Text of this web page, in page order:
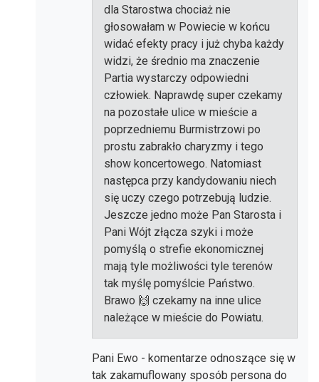
dla Starostwa chociaż nie
głosowałam w Powiecie w końcu
widać efekty pracy i już chyba każdy
widzi, że średnio ma znaczenie
Partia wystarczy odpowiedni
człowiek. Naprawdę super czekamy
na pozostałe ulice w mieście a
poprzedniemu Burmistrzowi po
prostu zabrakło charyzmy i tego
show koncertowego. Natomiast
następca przy kandydowaniu niech
się uczy czego potrzebują ludzie.
Jeszcze jedno może Pan Starosta i
Pani Wójt złącza szyki i może
pomyślą o strefie ekonomicznej
mają tyle możliwości tyle terenów
tak myślę pomyślcie Państwo.
Brawo 🙌 czekamy na inne ulice
należące w mieście do Powiatu.
Pani Ewo - komentarze odnoszące się w
tak zakamuflowany sposób persona do